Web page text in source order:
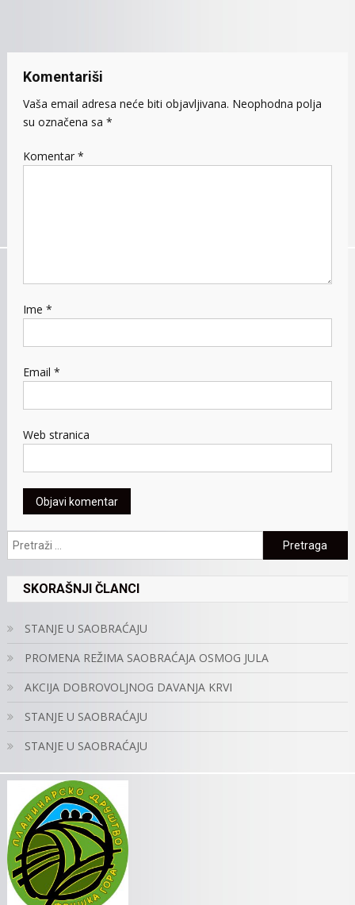
Komentariši
Vaša email adresa neće biti objavljivana. Neophodna polja
su označena sa *
Komentar *
Ime *
Email *
Web stranica
Pretraga:
SKORAŠNJI ČLANCI
STANJE U SAOBRAĆAJU
PROMENA REŽIMA SAOBRAĆAJA OSMOG JULA
AKCIJA DOBROVOLJNOG DAVANJA KRVI
STANJE U SAOBRAĆAJU
STANJE U SAOBRAĆAJU